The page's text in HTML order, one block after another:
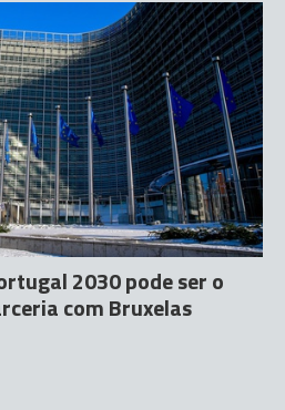
2030 pode ser o
com Bruxelas